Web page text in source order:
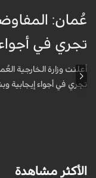
عُمان:
تجري في أجواء
أعلنت وزارة الخارجية
تجري في أجواء إيجابية
الأكثر مشاهدة